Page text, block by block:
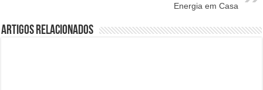
Energia em Casa
Artigos Relacionados